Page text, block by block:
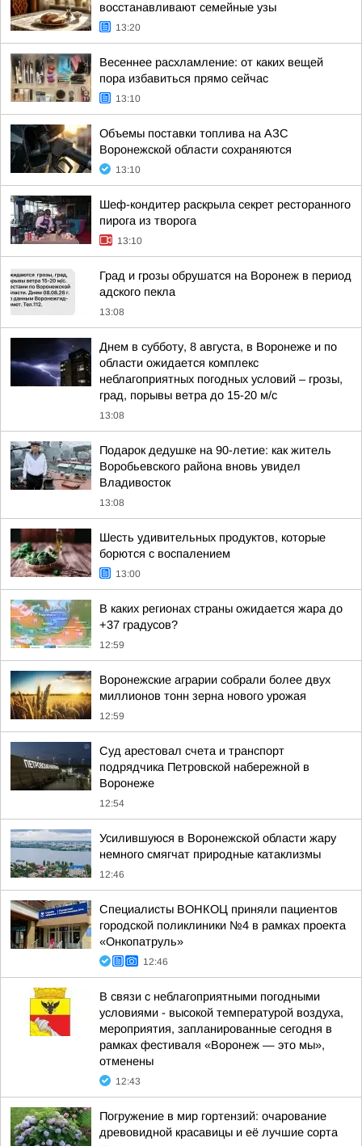
восстанавливают семейные узы
13:20
Весеннее расхламление: от каких вещей
пора избавиться прямо сейчас
13:10
Объемы поставки топлива на АЗС
Воронежской области сохраняются
13:10
Шеф-кондитер раскрыла секрет ресторанного
пирога из творога
13:10
Град и грозы обрушатся на Воронеж в период
адского пекла
13:08
Днем в субботу, 8 августа, в Воронеже и по
области ожидается комплекс
неблагоприятных погодных условий – грозы,
град, порывы ветра до 15-20 м/с
13:08
Подарок дедушке на 90-летие: как житель
Воробьевского района вновь увидел
Владивосток
13:08
Шесть удивительных продуктов, которые
борются с воспалением
13:00
В каких регионах страны ожидается жара до
+37 градусов?
12:59
Воронежские аграрии собрали более двух
миллионов тонн зерна нового урожая
12:59
Суд арестовал счета и транспорт
подрядчика Петровской набережной в
Воронеже
12:54
Усилившуюся в Воронежской области жару
немного смягчат природные катаклизмы
12:46
Специалисты ВОНКОЦ приняли пациентов
городской поликлиники №4 в рамках проекта
«Онкопатруль»
12:46
В связи с неблагоприятными погодными
условиями - высокой температурой воздуха,
мероприятия, запланированные сегодня в
рамках фестиваля «Воронеж — это мы»,
отменены
12:43
Погружение в мир гортензий: очарование
древовидной красавицы и её лучшие сорта